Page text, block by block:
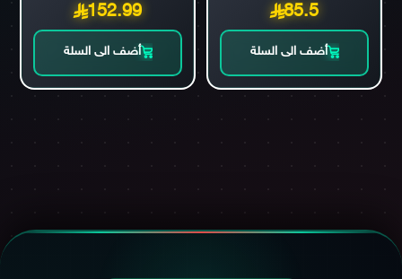
85.5
أضف الى السلة
152.99
أضف الى السلة